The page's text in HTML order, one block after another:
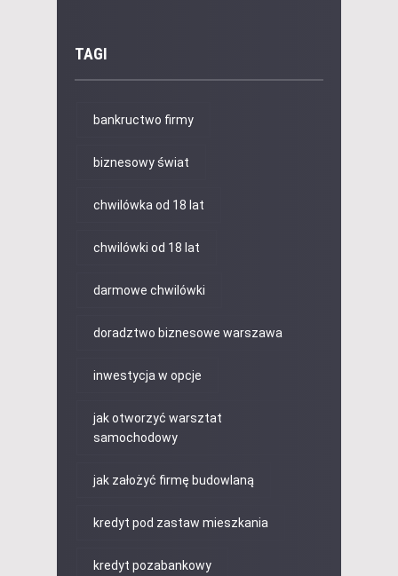
TAGI
bankructwo firmy
biznesowy świat
chwilówka od 18 lat
chwilówki od 18 lat
darmowe chwilówki
doradztwo biznesowe warszawa
inwestycja w opcje
jak otworzyć warsztat
samochodowy
jak założyć firmę budowlaną
kredyt pod zastaw mieszkania
kredyt pozabankowy